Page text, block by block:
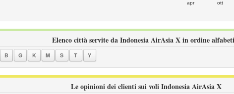
apr ott
Elenco città servite da Indonesia AirAsia X in ordine
B G K M S T Y
Le opinioni dei clienti sui voli Indonesia AirAsia X